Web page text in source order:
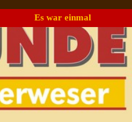
Es war einmal